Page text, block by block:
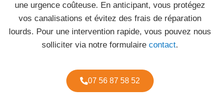
une urgence coûteuse. En anticipant, vous protégez
vos canalisations et évitez des frais de réparation
lourds. Pour une intervention rapide, vous pouvez nous
solliciter via notre formulaire contact.
07 56 87 58 52